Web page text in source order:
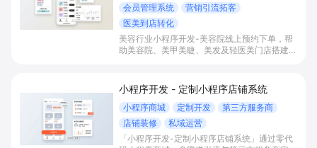
会员管理系统
营销引流拓客
医美到店转化
美容行业小程序开发-美容院线上预约下单，帮
助美容院、美甲美睫、美发及轻医美门店搭建线
引流拓客、提升到店转化和复购。
小程序开发 - 定制小程序店铺系统
小程序商城 定制开发
第三方服务商
店铺装修
私域运营
「小程序开发-定制小程序店铺系统」通过零代